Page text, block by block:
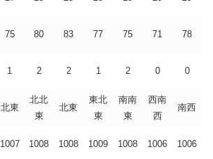
75 80 83 77 75 71 78
1 2 2 1 2 0 0
北東
北北
東
北東
東北
東
南南
東
西南
西
南西
1007 1008 1008 1009 1008 1006 1006